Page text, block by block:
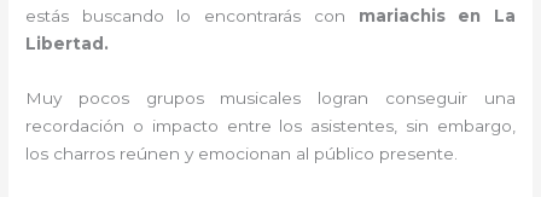
estás buscando lo encontrarás con mariachis en La
Libertad.
Muy pocos grupos musicales logran conseguir una
recordación o impacto entre los asistentes, sin embargo,
los charros reúnen y emocionan al público presente.